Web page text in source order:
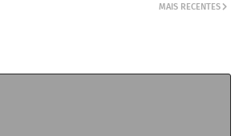
MAIS RECENTES